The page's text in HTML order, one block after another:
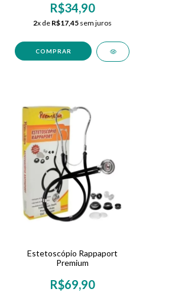
R$34,90
2x de R$17,45sem juros
Estetoscópio Rappaport
Premium
R$69,90